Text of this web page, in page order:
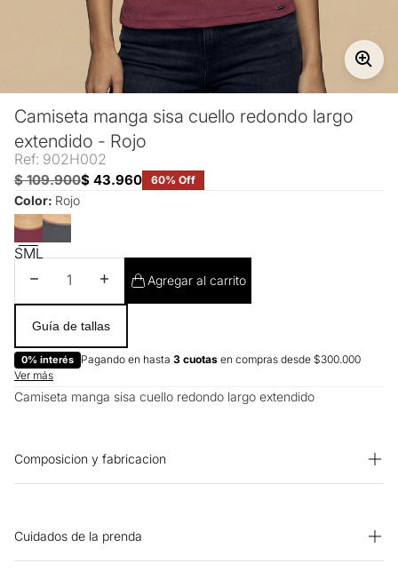
Camiseta manga sisa cuello redondo largo
extendido - Rojo
Ref: 902H002
$ 109.900$ 43.960 60% Off
Color: Rojo
SML
Disminuir cantidadAumentar cantidad
Agregar al carrito
Guía de tallas
0% interés Pagando en hasta 3 cuotas en compras desde $300.000
Ver más
Camiseta manga sisa cuello redondo largo extendido
Composicion y fabricacion
Cuidados de la prenda